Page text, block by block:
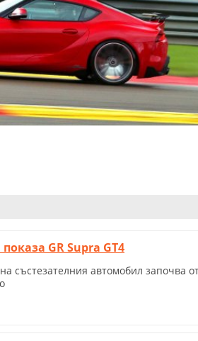
GR Supra GT4
състезателния автомобил започва